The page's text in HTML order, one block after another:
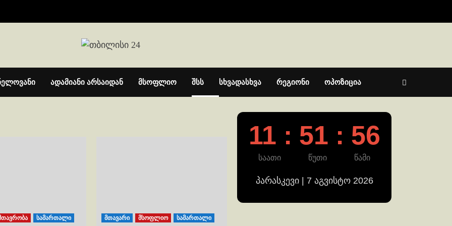
ადამიანი არსაიდან მსოფლიო შსს სხვადასხვა რეგიონი ოპოზიცია
სამართალი მთავარი მსოფლიო სამართალი
11 : 51 : 56
საათი წუთი წამი
პარასკევი | 7 აგვისტო 2026